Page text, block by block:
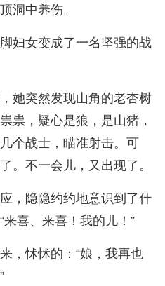
洞中养伤。
妇女变成了一名坚强的战
她突然发现山角的老杏树
祟，疑心是狼，是山猪，
个战士，瞄准射击。可
。不一会儿，又出现了。
，隐隐约约地意识到了什
喜、来喜！我的儿！”
，怵怵的：“娘，我再也